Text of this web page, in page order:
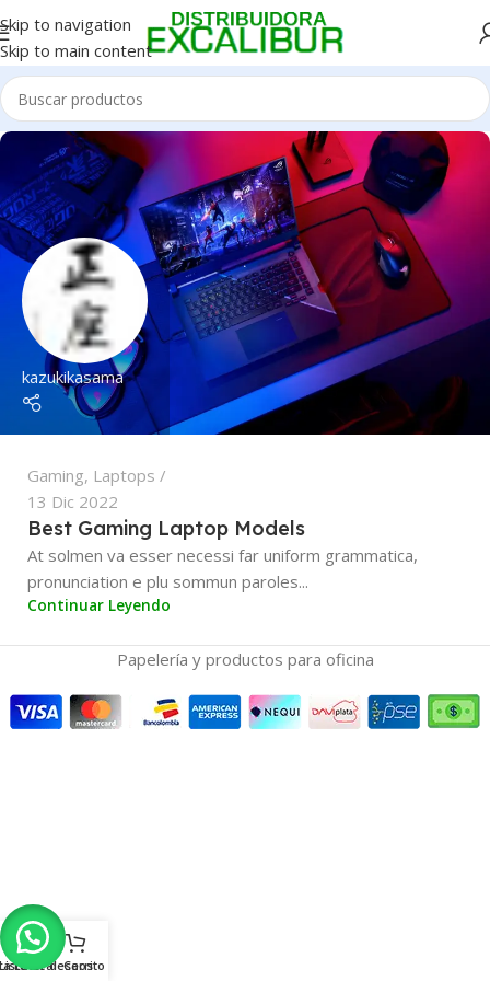
Skip to navigation
Skip to main content
kazukikasama
Gaming, Laptops
13 Dic 2022
Best Gaming Laptop Models
At solmen va esser necessi far uniform grammatica,
pronunciation e plu sommun paroles...
Continuar Leyendo
Papelería y productos para oficina
Lateral
Lista de deseos
Carrito